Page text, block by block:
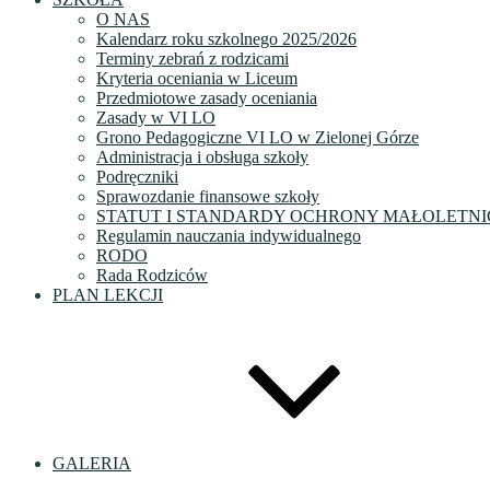
O NAS
Kalendarz roku szkolnego 2025/2026
Terminy zebrań z rodzicami
Kryteria oceniania w Liceum
Przedmiotowe zasady oceniania
Zasady w VI LO
Grono Pedagogiczne VI LO w Zielonej Górze
Administracja i obsługa szkoły
Podręczniki
Sprawozdanie finansowe szkoły
STATUT I STANDARDY OCHRONY
Regulamin nauczania indywidualnego
RODO
Rada Rodziców
PLAN LEKCJI
GALERIA